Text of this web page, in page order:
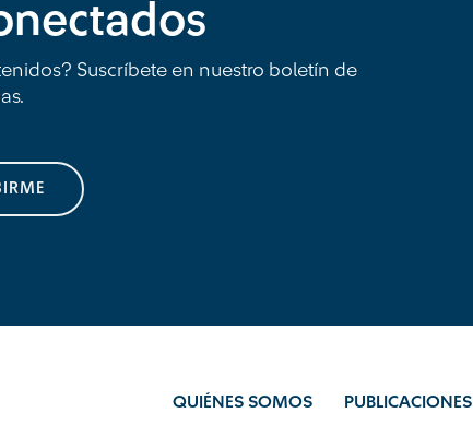
Suscríbete en nuestro boletín de
QUIÉNES SOMOS PUBLICACIONES